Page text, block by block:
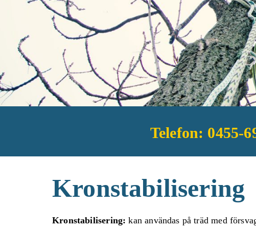
Telefon: 0455-
Kronstabilisering
Kronstabilisering: kan användas på träd med